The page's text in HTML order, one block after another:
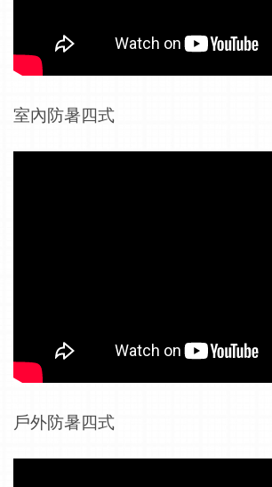
室內防暑四式
戶外防暑四式